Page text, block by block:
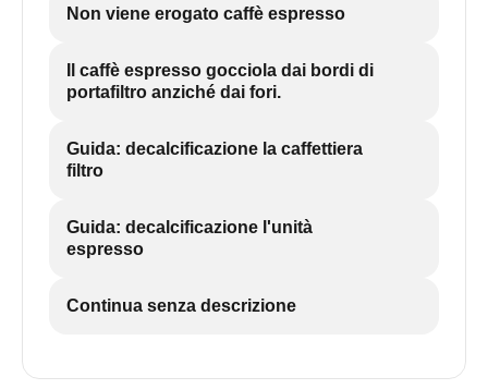
Non viene erogato caffè espresso
Il caffè espresso gocciola dai bordi di
portafiltro anziché dai fori.
Guida: decalcificazione la caffettiera
filtro
Guida: decalcificazione l'unità
espresso
Continua senza descrizione